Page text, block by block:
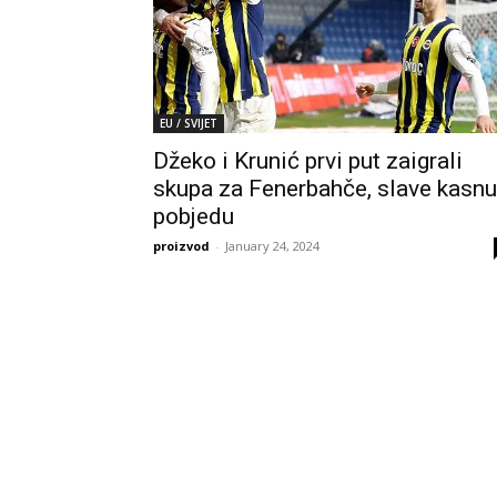
EU / SVIJET
Džeko i Krunić prvi put zaigrali
skupa za Fenerbahče, slave kasnu
pobjedu
proizvod - January 24, 2024